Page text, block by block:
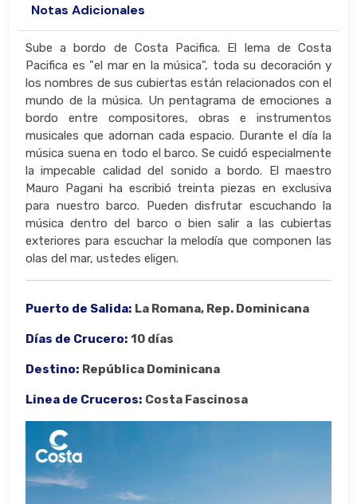
Notas Adicionales
Sube a bordo de Costa Pacifica. El lema de Costa
Pacifica es "el mar en la música", toda su decoración y
los nombres de sus cubiertas están relacionados con el
mundo de la música. Un pentagrama de emociones a
bordo entre compositores, obras e instrumentos
musicales que adornan cada espacio. Durante el día la
música suena en todo el barco. Se cuidó especialmente
la impecable calidad del sonido a bordo. El maestro
Mauro Pagani ha escribió treinta piezas en exclusiva
para nuestro barco. Pueden disfrutar escuchando la
música dentro del barco o bien salir a las cubiertas
exteriores para escuchar la melodía que componen las
olas del mar, ustedes eligen.
Puerto de Salida: La Romana, Rep. Dominicana
Días de Crucero: 10 días
Destino: República Dominicana
Linea de Cruceros: Costa Fascinosa